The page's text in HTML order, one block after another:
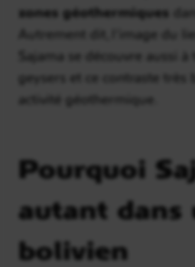
zones géothermiques
Autrement dit, l’image du
Sajama se découvre aussi à
geysers et ce contraste
activité géothermique.
Pourquoi
autant
bolivien